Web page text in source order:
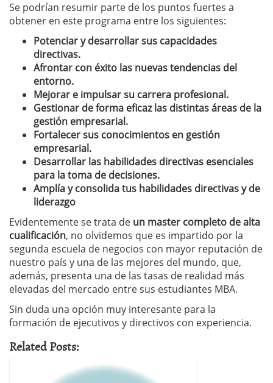
Se podrían resumir parte de los puntos fuertes a
obtener en este programa entre los siguientes:
Potenciar y desarrollar sus capacidades
directivas.
Afrontar con éxito las nuevas tendencias del
entorno.
Mejorar e impulsar su carrera profesional.
Gestionar de forma eficaz las distintas áreas de la
gestión empresarial.
Fortalecer sus conocimientos en gestión
empresarial.
Desarrollar las habilidades directivas esenciales
para la toma de decisiones.
Amplía y consolida tus habilidades directivas y de
liderazgo
Evidentemente se trata de un master completo de alta
cualificación, no olvidemos que es impartido por la
segunda escuela de negocios con mayor reputación de
nuestro país y una de las mejores del mundo, que,
además, presenta una de las tasas de realidad más
elevadas del mercado entre sus estudiantes MBA.
Sin duda una opción muy interesante para la
formación de ejecutivos y directivos con experiencia.
Related Posts: